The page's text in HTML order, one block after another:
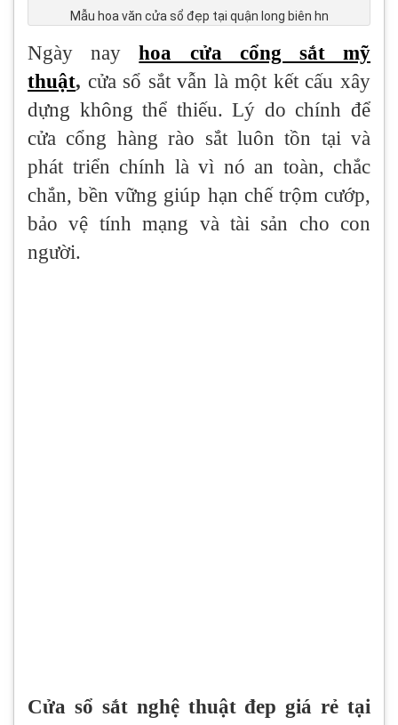
Mẫu hoa văn cửa sổ đẹp tại quận long biên hn
Ngày nayhoa cửa cổng sắt mỹ
thuật, cửa sổ sắt vẫn là một kết cấu xây
dựng không thể thiếu. Lý do chính để
cửa cổng hàng rào sắt luôn tồn tại và
phát triển chính là vì nó an toàn, chắc
chắn, bền vững giúp hạn chế trộm cướp,
bảo vệ tính mạng và tài sản cho con
người.
Cửa sổ sắt nghệ thuật đep giá rẻ tại